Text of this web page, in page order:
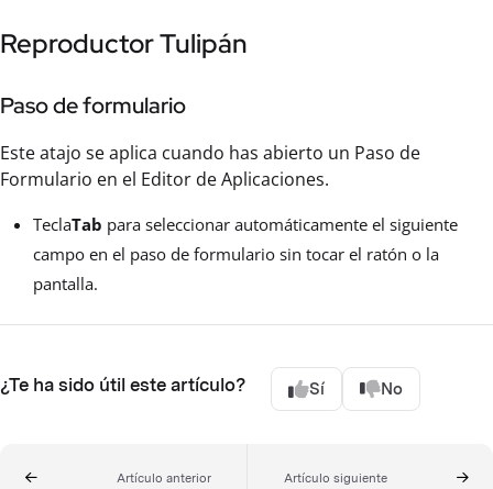
Reproductor Tulipán
Paso de formulario
Este atajo se aplica cuando has abierto un Paso de
Formulario en el Editor de Aplicaciones.
TeclaTab para seleccionar automáticamente el siguiente
campo en el paso de formulario sin tocar el ratón o la
pantalla.
¿Te ha sido útil este artículo? Sí No
Artículo anterior Artículo siguiente